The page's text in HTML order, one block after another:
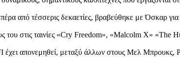
από τέσσερις δεκαετίες, βραβεύθηκε με Όσκαρ
του στις ταινίες «Cry Freedom», «Malcolm X» «The
απονεμηθεί, μεταξύ άλλων στους Μελ Μπρουκς,